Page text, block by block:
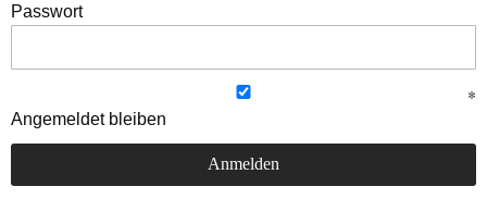
Passwort
Angemeldet bleiben